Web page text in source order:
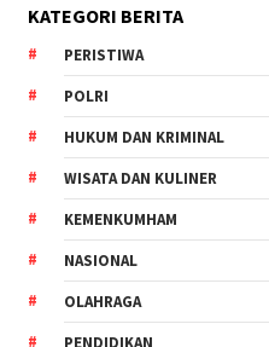
KATEGORI BERITA
PERISTIWA
POLRI
HUKUM DAN KRIMINAL
WISATA DAN KULINER
KEMENKUMHAM
NASIONAL
OLAHRAGA
PENDIDIKAN